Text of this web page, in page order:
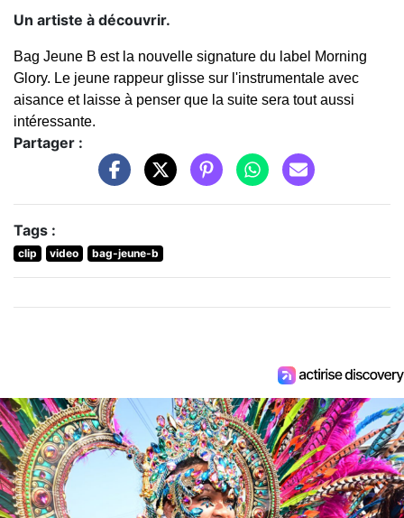
Un artiste à découvrir.
Bag Jeune B est la nouvelle signature du label Morning
Glory. Le jeune rappeur glisse sur l'instrumentale avec
aisance et laisse à penser que la suite sera tout aussi
intéressante.
Partager :
Tags :
clip video bag-jeune-b